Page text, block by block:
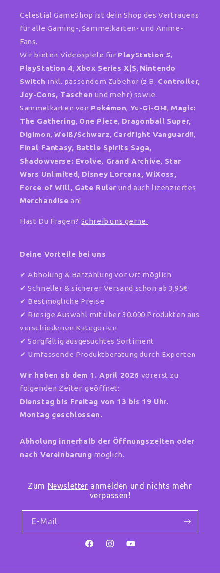
Celestial GameShop ist dein Shop des Vertrauens
für alle Gaming-, Sammelkarten- und Anime-
Fans.
Wir bieten Videospiele für PlayStation 5,
PlayStation 4,Xbox Series X|S, Nintendo
Switch inkl. passendem Zubehör (z.B. Controller,
Joy-Cons, Taschen und mehr) sowie
Sammelkarten von Pokémon, Yu-Gi-OH!, Magic:
The Gathering, One Piece, Dragonball Super,
Digimon,Weiß/Schwarz, Cardfight Vanguard!!,
Final Fantasy, Battle Spirits Saga,
Shadowverse: Evolve, Grand Archive, Star
Wars Unlimited, Disney Lorcana, WiXoss,
Force of Will, Gate Ruler und auch lizenziertes
Merchandise an!
Hast Du Fragen? Schreib uns gerne.
Deine Vorteile bei uns
✔ Abholung & Barzahlung vor Ort möglich
✔ Schneller & sicherer Versand schon ab 3,95€
✔ Bestmögliche Preise
✔ Riesige Auswahl mit über 30.000 Produkten aus
verschiedenen Kategorien
✔ Sorgfältig ausgesuchtes Sortiment
✔ Umfassende Produktberatung durch Experten
Wir haben ab dem 1. April 2026 vorerst zu
folgenden Zeiten geöffnet:
Dienstag bis Freitag von 13 bis 19 Uhr.
Montag geschlossen.
Abholung innerhalb der Öffnungszeiten oder
nach Vereinbarung möglich.
Zum Newsletter anmelden und nichts mehr
verpassen!
E-Mail
FacebookInstagramYouTube